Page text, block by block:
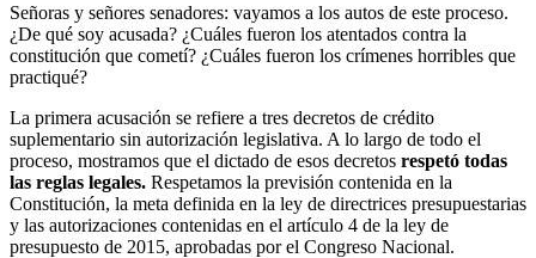
Señoras y señores senadores: vayamos a los autos de este proceso.
¿De qué soy acusada? ¿Cuáles fueron los atentados contra la
constitución que cometí? ¿Cuáles fueron los crímenes horribles que
practiqué?
La primera acusación se refiere a tres decretos de crédito
suplementario sin autorización legislativa. A lo largo de todo el
proceso, mostramos que el dictado de esos decretos respetó todas
las reglas legales. Respetamos la previsión contenida en la
Constitución, la meta definida en la ley de directrices presupuestarias
y las autorizaciones contenidas en el artículo 4 de la ley de
presupuesto de 2015, aprobadas por el Congreso Nacional.